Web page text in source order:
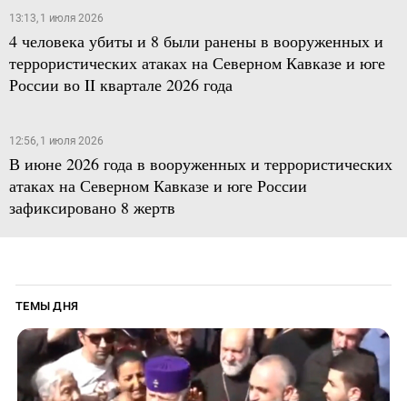
13:13, 1 июля 2026
4 человека убиты и 8 были ранены в вооруженных и
террористических атаках на Северном Кавказе и юге
России во II квартале 2026 года
12:56, 1 июля 2026
В июне 2026 года в вооруженных и террористических
атаках на Северном Кавказе и юге России
зафиксировано 8 жертв
ТЕМЫ ДНЯ